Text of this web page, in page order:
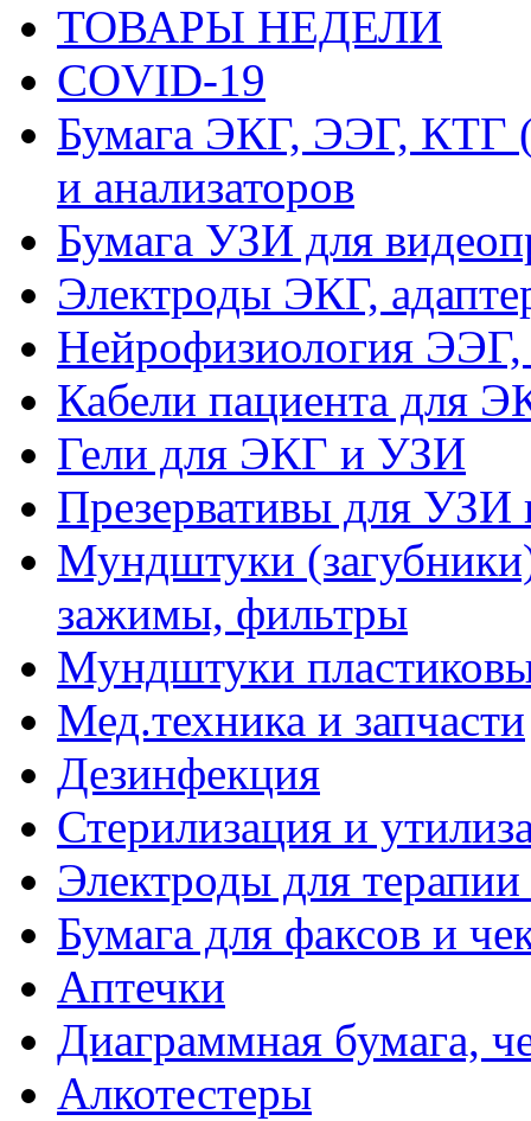
ТОВАРЫ НЕДЕЛИ
COVID-19
Бумага ЭКГ, ЭЭГ, КТГ
и анализаторов
Бумага УЗИ для
Электроды ЭКГ,
Нейрофизиология
Кабели пациента для
Гели для ЭКГ и УЗИ
Презервативы для УЗИ
Мундштуки
зажимы, фильтры
Мундштуки
Мед.техника и запчасти
Дезинфекция
Стерилизация и
Электроды для
Бумага для факсов и
Аптечки
Диаграммная бумага,
Алкотестеры